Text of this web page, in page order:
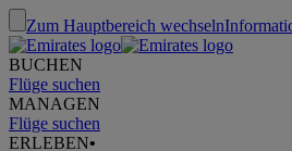
Zum Hauptbereich wechseln
BUCHEN
Flüge suchen
MANAGEN
Flüge suchen
ERLEBEN•